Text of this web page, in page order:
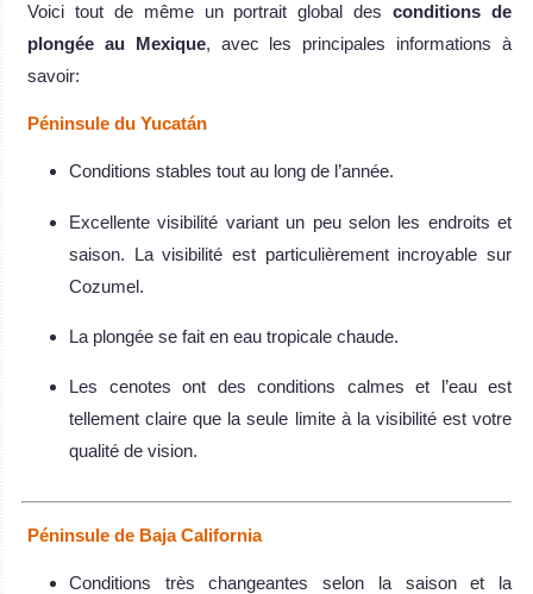
Voici tout de même un portrait global desconditions de
plongée au Mexique, avec les principales informations à
savoir:
Péninsule du Yucatán
Conditions stables tout au long de l’année.
Excellente visibilité variant un peu selon les endroits et
saison. La visibilité est particulièrement incroyable sur
Cozumel.
La plongée se fait en eau tropicale chaude.
Les cenotes ont des conditions calmes et l’eau est
tellement claire que la seule limite à la visibilité est votre
qualité de vision.
Péninsule de Baja California
Conditions très changeantes selon la saison et la